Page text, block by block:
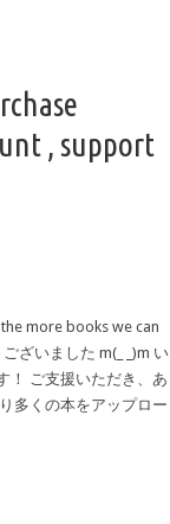
, support
more books we can
ざいました m(_ _)m い
！ ご支援いただき、あ
多くの本をアップロー